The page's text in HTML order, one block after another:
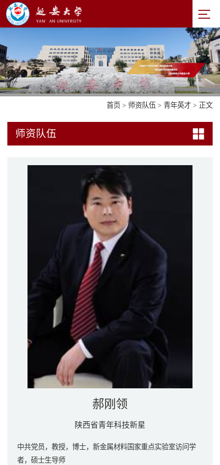
首页 > 师资队伍 > 青年英才 > 正文
师资队伍
郝刚领
陕西省青年科技新星
中共党员，教授，博士，新金属材料国家重点实验室访问学
者，硕士生导师